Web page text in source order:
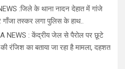
:जिले के थाना नादन देहात में गांजे
गाँजा तस्कर लगा पुलिस के हाथ..
NEWS : केंद्रीय जेल से पैरोल पर छूटे
रंजिश का बताया जा रहा है मामला, दहशत